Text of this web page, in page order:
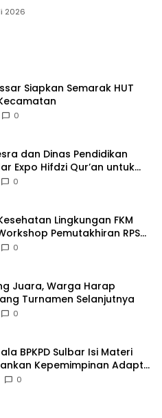
2026
Siapkan Semarak HUT
0
dan Dinas Pendidikan
Expo Hifdzi Qur’an untuk
0
Lingkungan FKM
Pemutakhiran RPS
Pendidikan
0
Juara, Warga Harap
Turnamen Selanjutnya
0
BPKPD Sulbar Isi Materi
Kepemimpinan Adaptif
0